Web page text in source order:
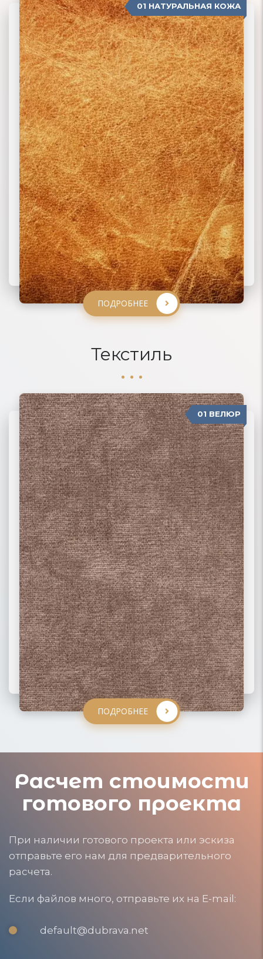
04 ЗАМША
ПОДРОБНЕЕ
01 НАТУРАЛЬНАЯ КОЖА
ПОДРОБНЕЕ
02 ЭКОКОЖА
ПОДРОБНЕЕ
03 ИСКУССТВЕННАЯ КОЖА
ПОДРОБНЕЕ
Текстиль
06 ЖАККАРД
ПОДРОБНЕЕ
01 ВЕЛЮР
ПОДРОБНЕЕ
02 РОГОЖКА
ПОДРОБНЕЕ
03 ФЛОК
ПОДРОБНЕЕ
Расчет стоимости
готового проекта
При наличии готового проекта или эскиза
отправьте его нам для предварительного
расчета.
Если файлов много, отправьте их на E-mail:
default@dubrava.net